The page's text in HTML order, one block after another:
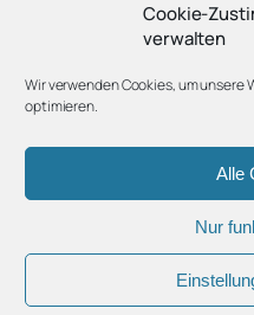
Cookie-
verwalten
Wir verwenden Cookies, um unsere
optimieren.
Alle
Nur
Twenty Twenty-Five